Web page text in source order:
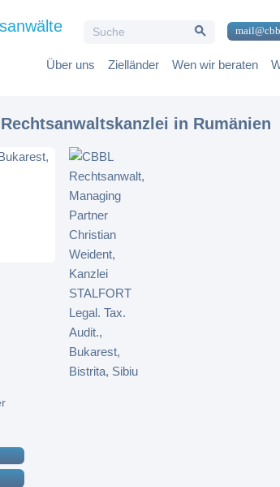
for:
Search Button
Über uns Zielländer Wen wir beraten
in Rumänien